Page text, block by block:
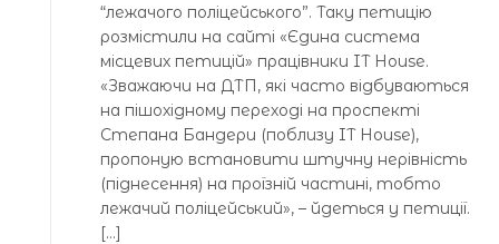
“лежачого поліцейського”. Таку петицію
розмістили на сайті «Єдина система
місцевих петицій» працівники IT House.
«Зважаючи на ДТП, які часто відбуваються
на пішохідному переході на проспекті
Степана Бандери (поблизу IT House),
пропоную встановити штучну нерівність
(піднесення) на проїзній частині, тобто
лежачий поліцейський», – йдеться у петиції.
[…]